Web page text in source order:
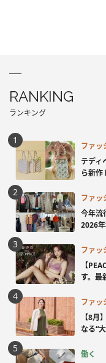
RANKING
ランキング
ファッ
テデ
ら新作
ファッ
今年流
2026
ファッ
【
す。最
ファッ
【8
なる“
働く